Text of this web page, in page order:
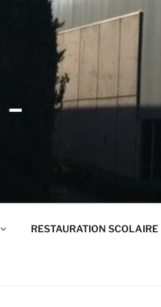
–
RESTAURATION SCOLAIRE